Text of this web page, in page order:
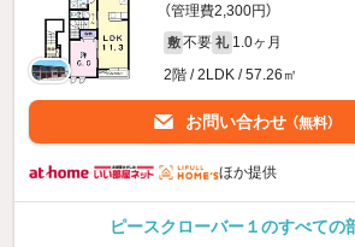
（管理費2,300円）
敷 不要 礼 1.0ヶ月
2階 / 2LDK / 57.26㎡
お問い合わせ （無料）
ほか提供
ピースクローバー１のすべての